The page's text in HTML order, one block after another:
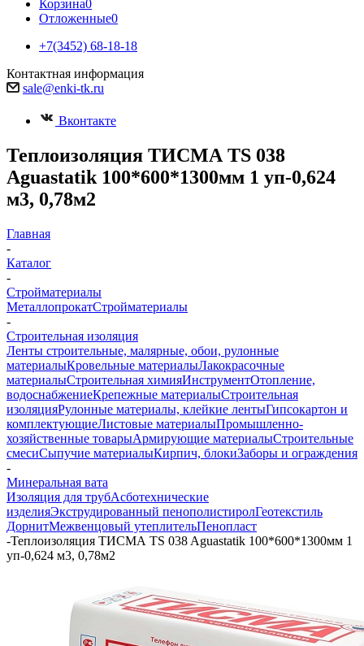
Корзина0
Отложенные0
+7(3452) 68-18-18
Контактная информация
sale@enki-tk.ru
Вконтакте
Теплоизоляция ТИСМА TS 038
Aguastatik 100*600*1300мм 1 уп-0,624
м3, 0,78м2
Главная
-
Каталог
-
Стройматериалы
МеталлопрокатСтройматериалы
-
Строительная изоляция
Ленты строительные, малярные, обои, рулонные
материалыКровельные материалыЛакокрасочные
материалыСтроительная химияИнструментОтопление,
водоснабжениеКрепежные материалыСтроительная
изоляцияРулонные материалы, клейкие лентыГипсокартон и
комплектующиеЛистовые материалыПромышленно-
хозяйственные товарыАрмирующие материалыСтроительные
смесиСыпучие материалыКирпич, блокиЗаборы и ограждения
-
Минеральная вата
Изоляция для трубАсботехнические
изделияЭкструдированный пенополистиролГеотекстиль
ДорнитМежвенцовый утеплительПенопласт
-Теплоизоляция ТИСМА TS 038 Aguastatik 100*600*1300мм 1
уп-0,624 м3, 0,78м2